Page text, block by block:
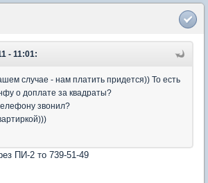
- 11:01:
случае - нам платить придется)) То есть
о доплате за квадраты?
звонил?
ПИ-2 то 739-51-49